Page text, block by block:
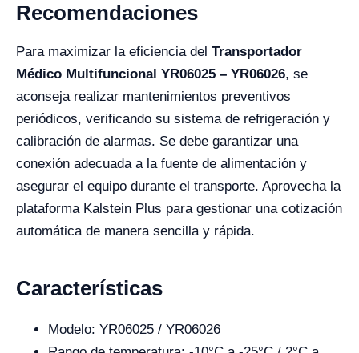
Recomendaciones
Para maximizar la eficiencia del Transportador
Médico Multifuncional YR06025 – YR06026, se
aconseja realizar mantenimientos preventivos
periódicos, verificando su sistema de refrigeración y
calibración de alarmas. Se debe garantizar una
conexión adecuada a la fuente de alimentación y
asegurar el equipo durante el transporte. Aprovecha la
plataforma Kalstein Plus para gestionar una cotización
automática de manera sencilla y rápida.
Características
Modelo: YR06025 / YR06026